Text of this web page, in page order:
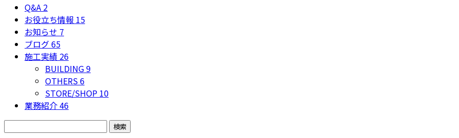
Q&A 2
お役立ち情報 15
お知らせ 7
ブログ65
施工実績 26
BUILDING9
OTHERS6
STORE/SHOP 10
業務紹介46